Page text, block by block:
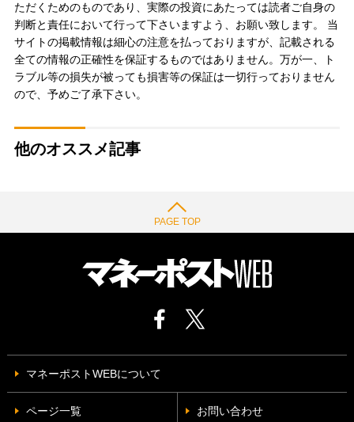
ただくためのものであり、実際の投資にあたっては読者ご自身の
判断と責任において行って下さいますよう、お願い致します。 当
サイトの掲載情報は細心の注意を払っておりますが、記載される
全ての情報の正確性を保証するものではありません。万が一、ト
ラブル等の損失が被っても損害等の保証は一切行っておりません
ので、予めご了承下さい。
他のオススメ記事
PAGE TOP
マネーポストWEBについて
ページ一覧 お問い合わせ